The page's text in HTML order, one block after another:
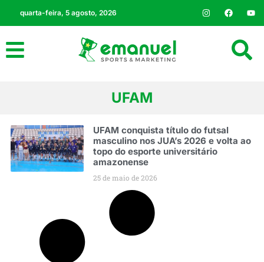
quarta-feira, 5 agosto, 2026
UFAM
UFAM conquista título do futsal
masculino nos JUA’s 2026 e volta ao
topo do esporte universitário
amazonense
25 de maio de 2026